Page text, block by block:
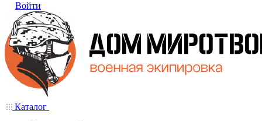
Войти
Каталог